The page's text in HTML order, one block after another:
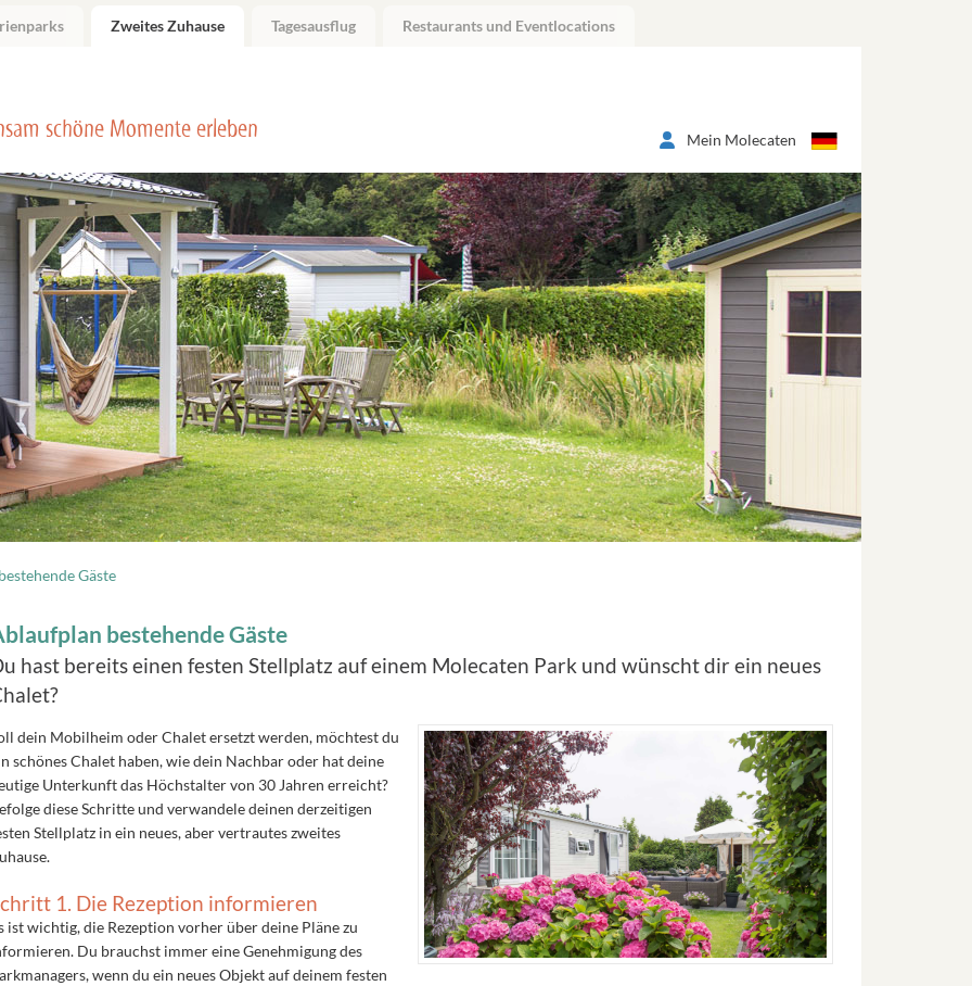
Zweites Zuhause Tagesausflug Restaurants und Eventlocations
schöne Momente erleben Mein Molecaten
Gäste
bestehende Gäste
hast bereits einen festen Stellplatz auf einem Molecaten Park und wünscht dir ein neues
dein Mobilheim oder Chalet ersetzt werden, möchtest du
schönes Chalet haben, wie dein Nachbar oder hat deine
Unterkunft das Höchstalter von 30 Jahren erreicht?
diese Schritte und verwandele deinen derzeitigen
Stellplatz in ein neues, aber vertrautes zweites
1. Die Rezeption informieren
ist wichtig, die Rezeption vorher über deine Pläne zu
Du brauchst immer eine Genehmigung des
wenn du ein neues Objekt auf deinem festen